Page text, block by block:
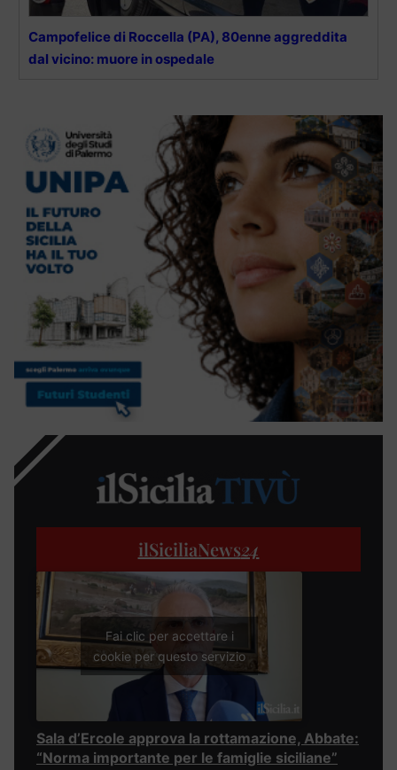
Campofelice di Roccella (PA), 80enne aggreddita
dal vicino: muore in ospedale
ilSiciliaNews24
Fai clic per accettare i
cookie per questo servizio
Sala d’Ercole approva la rottamazione, Abbate:
“Norma importante per le famiglie siciliane”